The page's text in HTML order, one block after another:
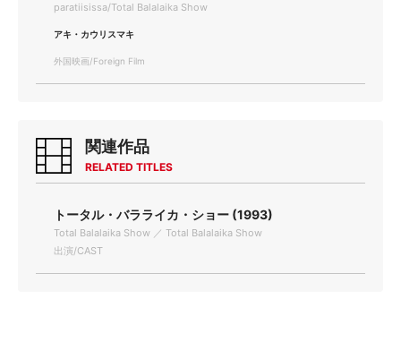
paratiisissa/Total Balalaika Show
アキ・カウリスマキ
外国映画/Foreign Film
関連作品
RELATED TITLES
トータル・バラライカ・ショー (1993)
Total Balalaika Show ／ Total Balalaika Show
出演/CAST